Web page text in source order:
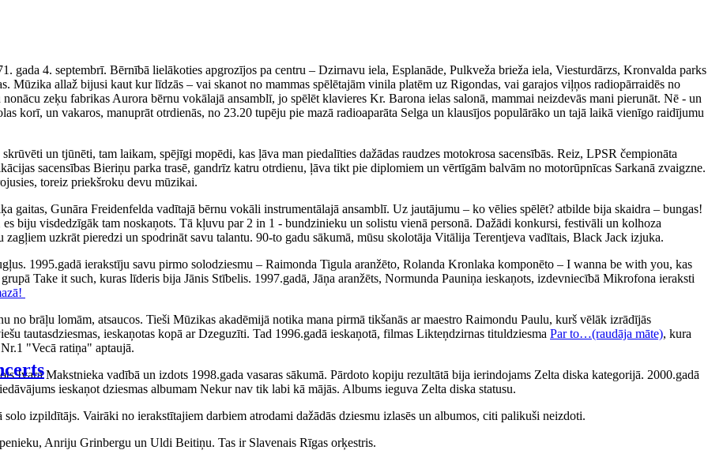
gada 4. septembrī. Bērnībā lielākoties apgrozījos pa centru – Dzirnavu iela, Esplanāde, Pulkveža brieža iela, Viesturdārzs, Kronvalda parks
Mūzika allaž bijusi kaut kur līdzās – vai skanot no mammas spēlētajām vinila platēm uz Rigondas, vai garajos viļņos radiopārraidēs no
zeķu fabrikas Aurora bērnu vokālajā ansamblī, jo spēlēt klavieres Kr. Barona ielas salonā, mammai neizdevās mani pierunāt. Nē - un
korī, un vakaros, manuprāt otrdienās, no 23.20 tupēju pie mazā radioaparāta Selga un klausījos populārāko un tajā laikā vienīgo raidījumu
un tjūnēti, tam laikam, spējīgi mopēdi, kas ļāva man piedalīties dažādas raudzes motokrosa sacensībās. Reiz, LPSR čempionāta
sacensības Bieriņu parka trasē, gandrīz katru otrdienu, ļāva tikt pie diplomiem un vērtīgām balvām no motorūpnīcas Sarkanā zvaigzne.
toreiz priekšroku devu mūzikai.
gaitas, Gunāra Freidenfelda vadītajā bērnu vokāli instrumentālajā ansamblī. Uz jautājumu – ko vēlies spēlēt? atbilde bija skaidra – bungas!
biju visdedzīgāk tam noskaņots. Tā kļuvu par 2 in 1 - bundzinieku un solistu vienā personā. Dažādi konkursi, festivāli un kolhoza
uzkrāt pieredzi un spodrināt savu talantu. 90-to gadu sākumā, mūsu skolotāja Vitālija Terentjeva vadītais, Black Jack izjuka.
1995.gadā ierakstīju savu pirmo solodziesmu – Raimonda Tigula aranžēto, Rolanda Kronlaka komponēto – I wanna be with you, kas
Take it such, kuras līderis bija Jānis Stībelis. 1997.gadā, Jāņa aranžēts, Normunda Pauniņa ieskaņots, izdevniecībā Mikrofona ieraksti
brāļu lomām, atsaucos. Tieši Mūzikas akadēmijā notika mana pirmā tikšanās ar maestro Raimondu Paulu, kurš vēlāk izrādījās
tautasdziesmas, ieskaņotas kopā ar Dzeguzīti. Tad 1996.gadā ieskaņotā, filmas Likteņdzirnas tituldziesma Par to…(raudāja māte), kura
"Vecā ratiņa" aptaujā.
Ivara Makstnieka vadībā un izdots 1998.gada vasaras sākumā. Pārdoto kopiju rezultātā bija ierindojams Zelta diska kategorijā. 2000.gadā
ieskaņot dziesmas albumam Nekur nav tik labi kā mājās. Albums ieguva Zelta diska statusu.
izpildītājs. Vairāki no ierakstītajiem darbiem atrodami dažādās dziesmu izlasēs un albumos, citi palikuši neizdoti.
Anriju Grinbergu un Uldi Beitiņu. Tas ir Slavenais Rīgas orķestris.